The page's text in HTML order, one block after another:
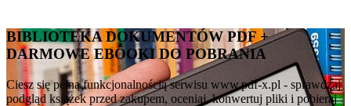
BIBLIOTEKA DOKUMENTÓW PDF +
DARMOWE EBOOKI DO POBRANIA
Ciesz się pełną funkcjonalnością serwisu www.pdf-x.pl - sprawdzaj
podgląd książek przed zakupem, oceniaj, konwertuj pliki i pobieraj